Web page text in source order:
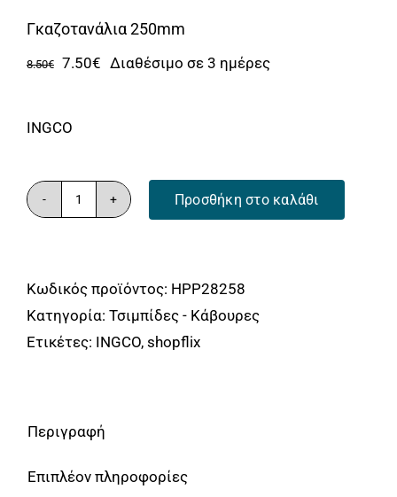
Αυτοκίνητο
Επικοινωνία
Γκαζοτανάλια 250mm
8.50€ Original
7.50€ ΗΔιαθέσιμο σε 3 ημέρες
INGCO
Γκαζοτανάλια
Προσθήκη στο καλάθι
Κωδικός προϊόντος: HPP28258
Κατηγορία: Τσιμπίδες - Κάβουρες
Ετικέτες: INGCO, shopflix
Περιγραφή
Επιπλέον πληροφορίες